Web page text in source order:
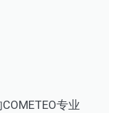
专业